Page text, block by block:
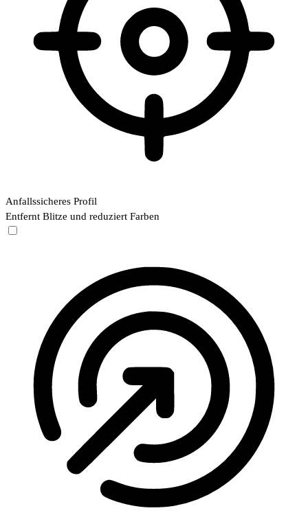
Anfallssicheres Profil
Entfernt Blitze und reduziert Farben